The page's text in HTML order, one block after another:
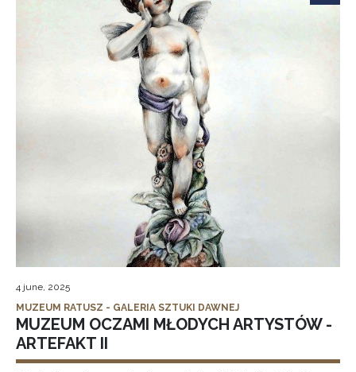
4 june, 2025
MUZEUM RATUSZ - GALERIA SZTUKI DAWNEJ
MUZEUM OCZAMI MŁODYCH ARTYSTÓW -
ARTEFAKT II